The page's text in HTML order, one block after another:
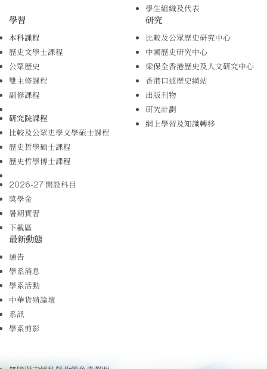
學生組織及代表
學習
本科課程
歷史文學士課程
公眾歷史
雙主修課程
副修課程
研究院課程
比較及公眾史學文學碩士課程
歷史哲學碩士課程
歷史哲學博士課程
2026-27 開設科目
獎學金
暑期實習
下載區
研究
比較及公眾歷史研究中心
中國歷史研究中心
梁保全香港歷史及人文研究中心
香港口述歷史網站
出版刊物
研究計劃
網上學習及知識轉移
最新動態
通告
學系消息
學系活動
中華貨殖論壇
系訊
學系剪影